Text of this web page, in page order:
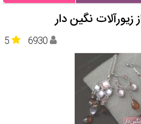
نگین دار
5 6930